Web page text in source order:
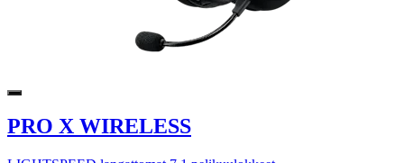
PRO X WIRELESS